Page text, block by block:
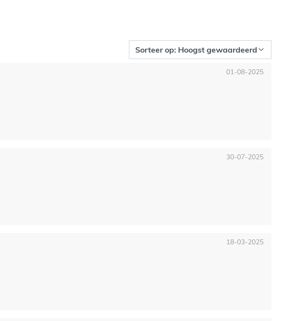
01-08-2025
30-07-2025
18-03-2025